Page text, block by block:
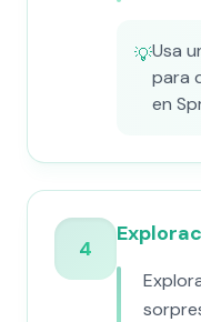
💡Usa
para
en
4